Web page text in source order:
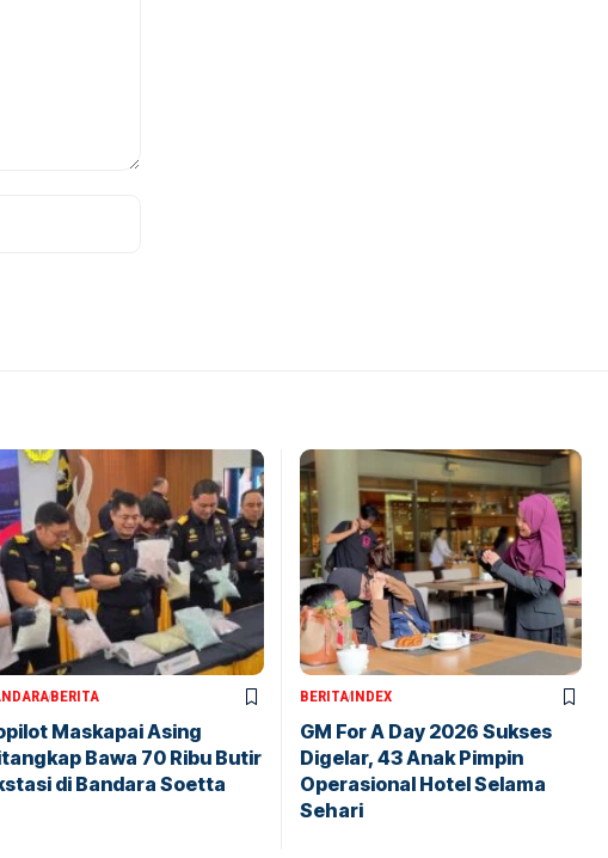
BERITA
Maskapai Asing
Bawa 70 Ribu Butir
di Bandara Soetta
BERITAINDEX
GM For A Day 2026 Sukses
Digelar, 43 Anak Pimpin
Operasional Hotel Selama
Sehari